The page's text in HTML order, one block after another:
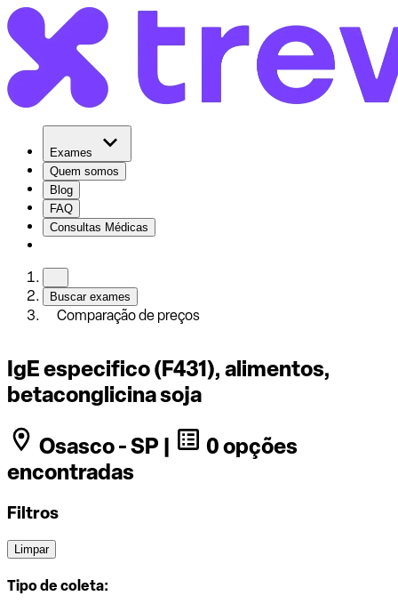
Exames
Quem somos
Blog
FAQ
Consultas Médicas
Buscar exames
Comparação de preços
IgE especifico (F431), alimentos,
betaconglicina soja
Osasco - SP |
0 opções
encontradas
Filtros
Limpar
Tipo de coleta: